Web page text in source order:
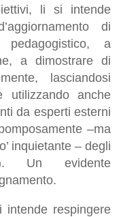
li si intende
di
pedagogistico, a
a dimostrare di
lasciandosi
utilizzando anche
da esperti esterni
–ma
inquietante – degli
Un evidente
respingere